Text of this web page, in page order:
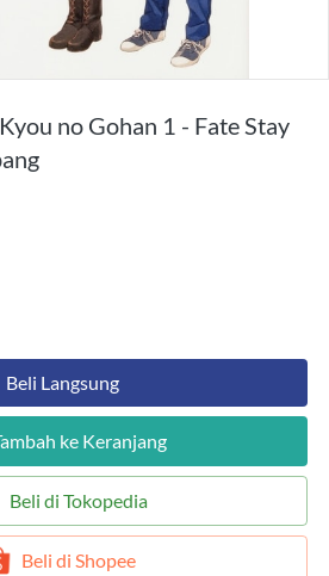
no Gohan 1 - Fate Stay
`Beli Langsung
ke Keranjang
Beli di Tokopedia
Beli di Shopee